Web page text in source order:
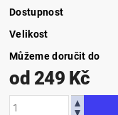
Dostupnost
Velikost
Můžeme doručit do
od 249 Kč